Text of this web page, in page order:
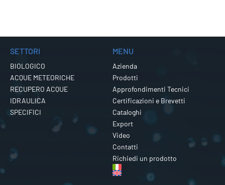
SETTORI
BIOLOGICO
ACQUE METEORICHE
RECUPERO ACQUE
IDRAULICA
SPECIFICI
MENU
Azienda
Prodotti
Approfondimenti Tecnici
Certificazioni e Brevetti
Cataloghi
Export
Video
Contatti
Richiedi un prodotto